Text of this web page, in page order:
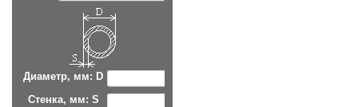
Диаметр, мм: D
Стенка, мм: S